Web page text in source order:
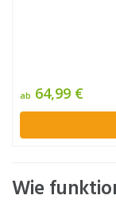
ab 64,99 €
Wie